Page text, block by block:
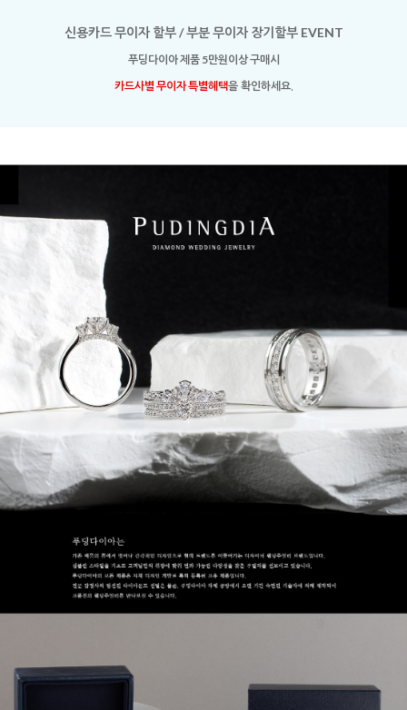
신용카드 무이자 할부 / 부분 무이자 장기할부 EVENT
푸딩다이아 제품 5만원이상 구매시
카드사별 무이자 특별혜택을 확인하세요.